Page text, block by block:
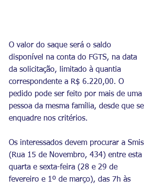
O valor do saque será o saldo
disponível na conta do FGTS, na data
da solicitação, limitado à quantia
correspondente a R$ 6.220,00. O
pedido pode ser feito por mais de uma
pessoa da mesma família, desde que se
enquadre nos critérios.
Os interessados devem procurar a Smis
(Rua 15 de Novembro, 434) entre esta
quarta e sexta-feira (28 e 29 de
fevereiro e 1º de março), das 7h às